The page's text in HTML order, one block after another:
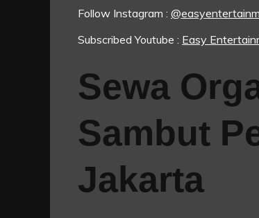
Follow Instagram :
Subscribed Youtube : Easy
Sewa
Sambut
Jakarta